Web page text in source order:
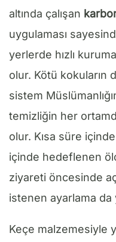
altında çalışan
uygulaması
yerlerde hızlı
olur. Kötü kokuların
sistem
temizliğin her
olur. Kısa süre
içinde hedeflenen
ziyareti öncesinde
istenen ayarlama da
Keçe malzemesiyle